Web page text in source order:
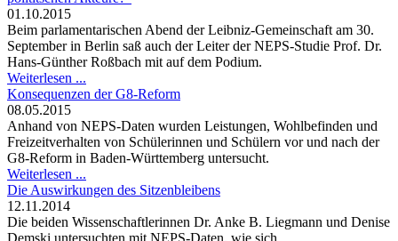
01.10.2015
Beim parlamentarischen Abend der Leibniz-Gemeinschaft am 30.
September in Berlin saß auch der Leiter der NEPS-Studie Prof. Dr.
Hans-Günther Roßbach mit auf dem Podium.
Weiterlesen ...
Konsequenzen der G8-Reform
08.05.2015
Anhand von NEPS-Daten wurden Leistungen, Wohlbefinden und
Freizeitverhalten von Schülerinnen und Schülern vor und nach der
G8-Reform in Baden-Württemberg untersucht.
Weiterlesen ...
Die Auswirkungen des Sitzenbleibens
12.11.2014
Die beiden Wissenschaftlerinnen Dr. Anke B. Liegmann und Denise